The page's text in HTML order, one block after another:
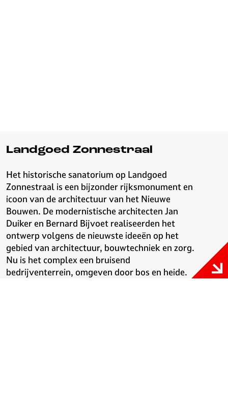
Landgoed Zonnestraal
Het historische sanatorium op Landgoed
Zonnestraal is een bijzonder rijksmonument en
icoon van de architectuur van het Nieuwe
Bouwen. De modernistische architecten Jan
Duiker en Bernard Bijvoet realiseerden het
ontwerp volgens de nieuwste ideeën op het
gebied van architectuur, bouwtechniek en zorg.
Nu is het complex een bruisend
bedrijventerrein, omgeven door bos en heide.